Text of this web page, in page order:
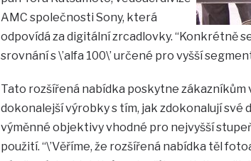
AMC společnosti Sony, která
odpovídá za digitální zrcadlovky. “Konkrétně
srovnání s \’alfa 100\’ určené pro vyšší
Tato rozšířená nabídka poskytne zákazníkům
dokonalejší výrobky s tím, jak zdokonalují své
výměnné objektivy vhodné pro nejvyšší
použití. “\’Věříme, že rozšířená nabídka těl